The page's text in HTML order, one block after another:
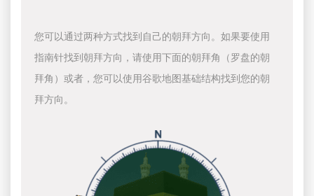
您可以通过两种方式找到自己的朝拜方向。如果要使用
指南针找到朝拜方向，请使用下面的朝拜角（罗盘的朝
拜角）或者，您可以使用谷歌地图基础结构找到您的朝
拜方向。